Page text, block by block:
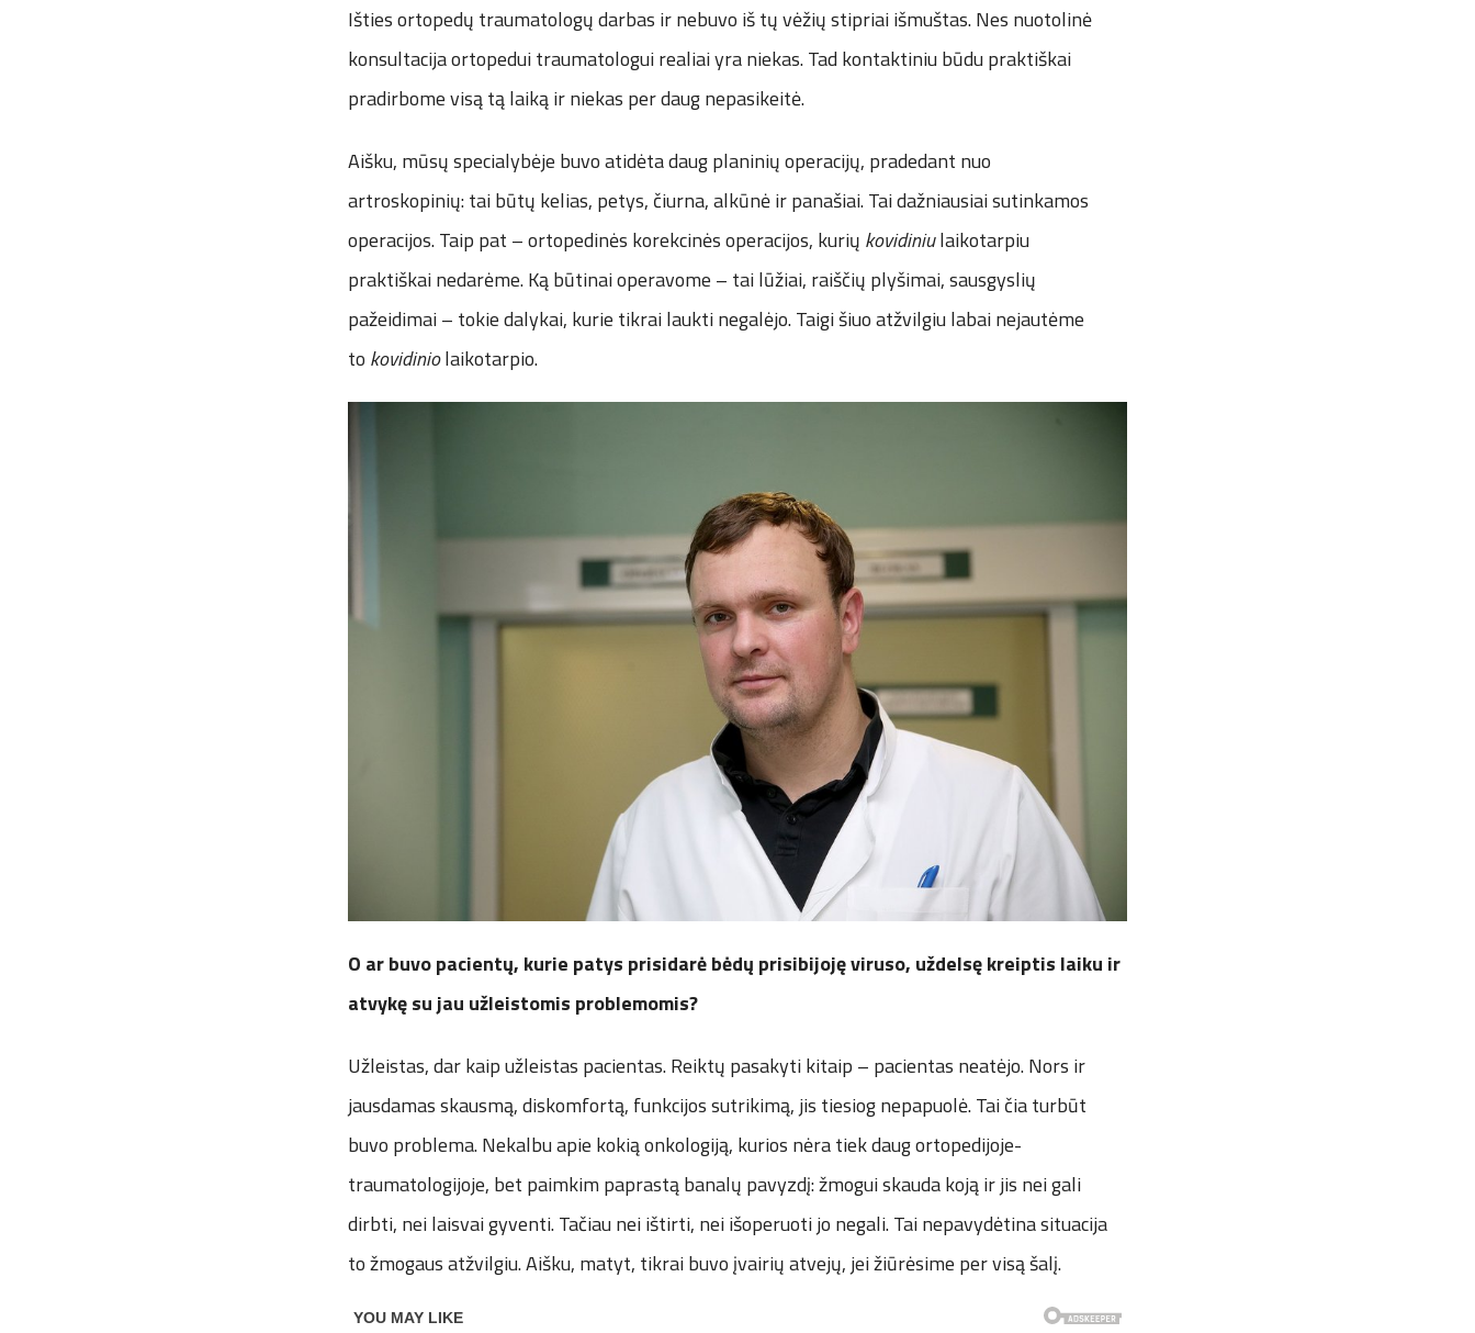
Išties ortopedų traumatologų darbas ir nebuvo iš tų vėžių stipriai išmuštas. Nes nuotolinė
konsultacija ortopedui traumatologui realiai yra niekas. Tad kontaktiniu būdu praktiškai
pradirbome visą tą laiką ir niekas per daug nepasikeitė.
Aišku, mūsų specialybėje buvo atidėta daug planinių operacijų, pradedant nuo
artroskopinių: tai būtų kelias, petys, čiurna, alkūnė ir panašiai. Tai dažniausiai sutinkamos
operacijos. Taip pat – ortopedinės korekcinės operacijos, kurių kovidiniulaikotarpiu
praktiškai nedarėme. Ką būtinai operavome – tai lūžiai, raiščių plyšimai, sausgyslių
pažeidimai – tokie dalykai, kurie tikrai laukti negalėjo. Taigi šiuo atžvilgiu labai nejautėme
to kovidiniolaikotarpio.
O ar buvo pacientų, kurie patys prisidarė bėdų prisibijoję viruso, uždelsę kreiptis laiku ir
atvykę su jau užleistomis problemomis?
Užleistas, dar kaip užleistas pacientas. Reiktų pasakyti kitaip – pacientas neatėjo. Nors ir
jausdamas skausmą, diskomfortą, funkcijos sutrikimą, jis tiesiog nepapuolė. Tai čia turbūt
buvo problema. Nekalbu apie kokią onkologiją, kurios nėra tiek daug ortopedijoje-
traumatologijoje, bet paimkim paprastą banalų pavyzdį: žmogui skauda koją ir jis nei gali
dirbti, nei laisvai gyventi. Tačiau nei ištirti, nei išoperuoti jo negali. Tai nepavydėtina situacija
to žmogaus atžvilgiu. Aišku, matyt, tikrai buvo įvairių atvejų, jei žiūrėsime per visą šalį.